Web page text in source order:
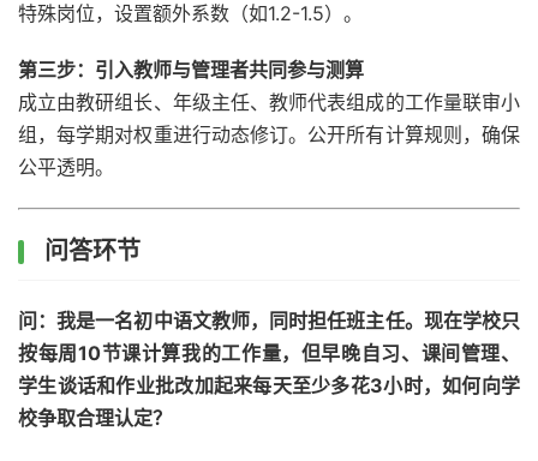
特殊岗位，设置额外系数（如1.2-1.5）。
第三步：引入教师与管理者共同参与测算
成立由教研组长、年级主任、教师代表组成的工作量联审小
组，每学期对权重进行动态修订。公开所有计算规则，确保
公平透明。
问答环节
问：我是一名初中语文教师，同时担任班主任。现在学校只
按每周10节课计算我的工作量，但早晚自习、课间管理、
学生谈话和作业批改加起来每天至少多花3小时，如何向学
校争取合理认定？